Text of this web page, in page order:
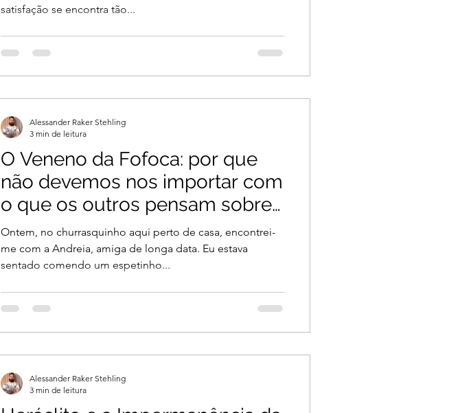
satisfação se encontra tão...
O Veneno da Fofoca: por que
não devemos nos importar com
o que os outros pensam sobre
nós?
Ontem, no churrasquinho aqui perto de casa, encontrei-
me com a Andreia, amiga de longa data. Eu estava
sentado comendo um espetinho...
Alessander Raker Stehling
3 min de leitura
Alessander Raker Stehling
3 min de leitura